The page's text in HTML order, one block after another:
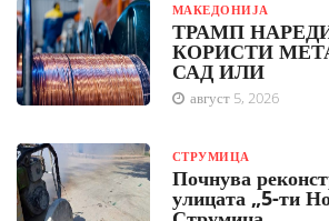
МАКЕДОНИЈА
ТРАМП
КОРИСТИ
САД ИЛИ
август 5, 2026
СТРУМИЦА
Почнува
улицата „5-ти